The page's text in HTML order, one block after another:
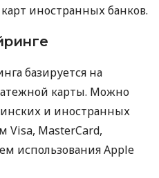
иностранных банков.
базируется на
карты. Можно
и иностранных
Visa, MasterCard,
использования Apple